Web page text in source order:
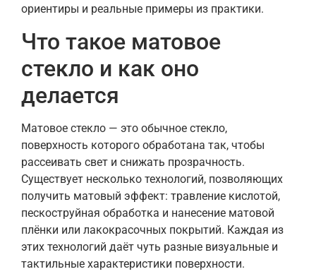
ориентиры и реальные примеры из практики.
Что такое матовое
стекло и как оно
делается
Матовое стекло — это обычное стекло,
поверхность которого обработана так, чтобы
рассеивать свет и снижать прозрачность.
Существует несколько технологий, позволяющих
получить матовый эффект: травление кислотой,
пескоструйная обработка и нанесение матовой
плёнки или лакокрасочных покрытий. Каждая из
этих технологий даёт чуть разные визуальные и
тактильные характеристики поверхности.